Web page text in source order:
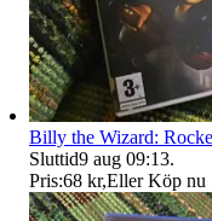
Billy the Wizard:
Sluttid9 aug 09:13.
Pris:68 kr,Eller Köp nu